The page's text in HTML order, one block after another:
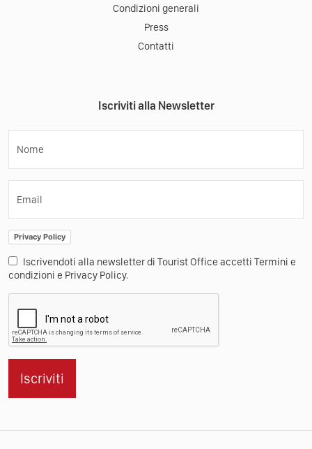
Condizioni generali
Press
Contatti
Iscriviti alla Newsletter
Nome
Email
Privacy Policy
Iscrivendoti alla newsletter di Tourist Office accetti Termini e
condizioni e Privacy Policy.
Iscriviti